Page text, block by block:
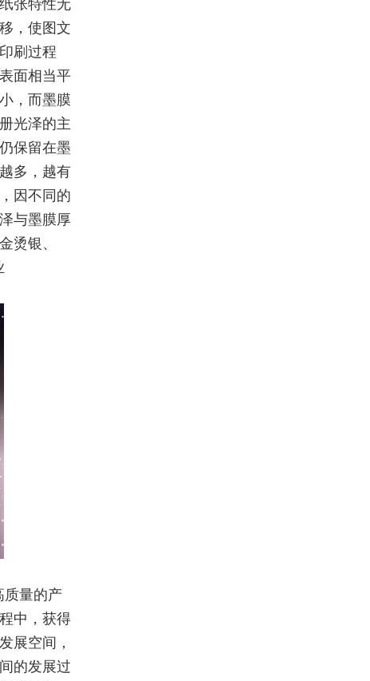
张特性无
，使图文
刷过程
面相当平
，而墨膜
光泽的主
保留在墨
多，越有
因不同的
与墨膜厚
烫银、
质量的产
中，获得
展空间，
的发展过